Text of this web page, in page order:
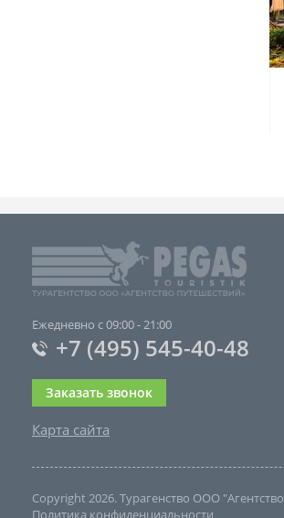
Ежедневно с 09:00 - 21:00
+7 (495) 545-40-48
Заказать звонок
Карта сайта
Copyright 2026. Турагенство ООО
Политика конфиденциальности